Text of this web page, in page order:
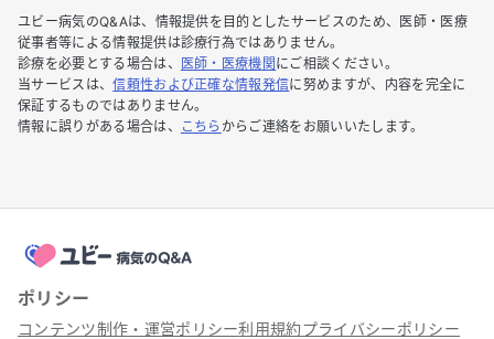
ユビー病気のQ&Aは、情報提供を目的としたサービスのため、医師・医療
従事者等による情報提供は診療行為ではありません。
診療を必要とする場合は、
医師・医療機関 にご相談ください。
当サービスは、信頼性および正確な情報発信に努めますが、内容を完全に
保証するものではありません。
情報に誤りがある場合は、
こちら からご連絡をお願いいたします。
ポリシー
コンテンツ制作・運営ポリシー利用規約プライバシーポリシー